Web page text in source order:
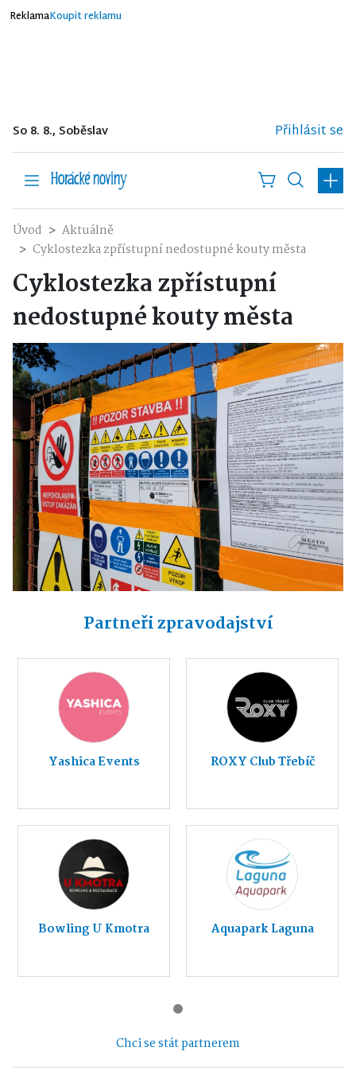
ReklamaKoupit reklamu
So 8. 8., Soběslav Přihlásit se
Úvod
Aktuálně
Cyklostezka zpřístupní nedostupné kouty města
Cyklostezka zpřístupní
nedostupné kouty města
Partneři zpravodajství
Yashica Events ROXY Club Třebíč
Bowling U Kmotra Aquapark Laguna
Chci se stát partnerem